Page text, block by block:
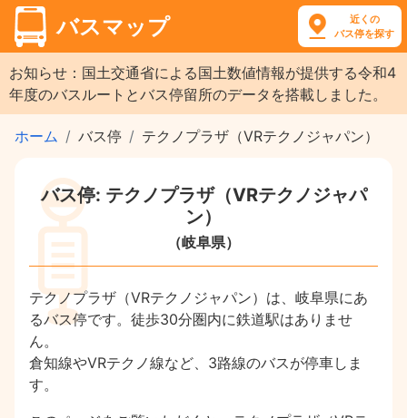
バスマップ
近くの
バス停を探す
お知らせ：国土交通省による国土数値情報が提供する令和4
年度のバスルートとバス停留所のデータを搭載しました。
ホーム バス停 テクノプラザ（VRテクノジャパン）
バス停: テクノプラザ（VRテクノジャパ
ン）
（岐阜県）
テクノプラザ（VRテクノジャパン）は、岐阜県にあ
るバス停です。徒歩30分圏内に鉄道駅はありませ
ん。
倉知線やVRテクノ線など、3路線のバスが停車しま
す。